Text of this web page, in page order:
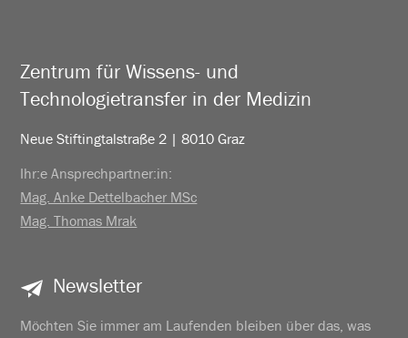
Zentrum für Wissens- und
Technologietransfer in der Medizin
Neue Stiftingtalstraße 2 | 8010 Graz
Ihr:e Ansprechpartner:in:
Mag. Anke Dettelbacher MSc
Mag. Thomas Mrak
Newsletter
Möchten Sie immer am Laufenden bleiben über das, was